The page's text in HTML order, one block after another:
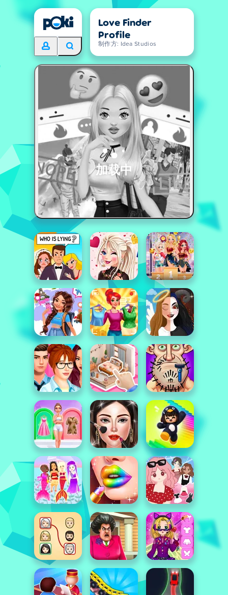
Love Finder
Profile
制作方: Idea Studios
加载中